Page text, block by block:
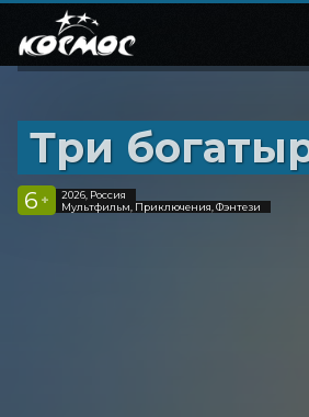
Три
6 +
2026, Россия
Мультфильм, Приключения, Фэнтези